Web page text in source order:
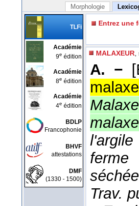
Morphologie
TLFi
Académie
9e édition
Académie
8e édition
Académie
4e édition
BDLP
Francophonie
BHVF
attestations
DMF
(1330 - 1500)
Entrez une
MALAXEUR
A. −
ferme
Trav.